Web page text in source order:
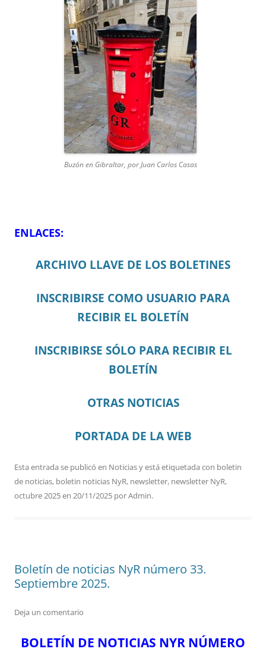
Buzón en Gibraltar, por Juan Carlos Casas
ENLACES:
ARCHIVO LLAVE DE LOS BOLETINES
INSCRIBIRSE COMO USUARIO PARA
RECIBIR EL BOLETÍN
INSCRIBIRSE SÓLO PARA RECIBIR EL
BOLETÍN
OTRAS NOTICIAS
PORTADA DE LA WEB
Esta entrada se publicó en Noticiasy está etiquetada con boletin
de noticias, boletin noticias NyR, newsletter, newsletter NyR,
octubre 2025en 20/11/2025 porAdmin.
Boletín de noticias NyR número 33.
Septiembre 2025.
Deja un comentario
BOLETÍN DE NOTICIAS NYR NÚMERO